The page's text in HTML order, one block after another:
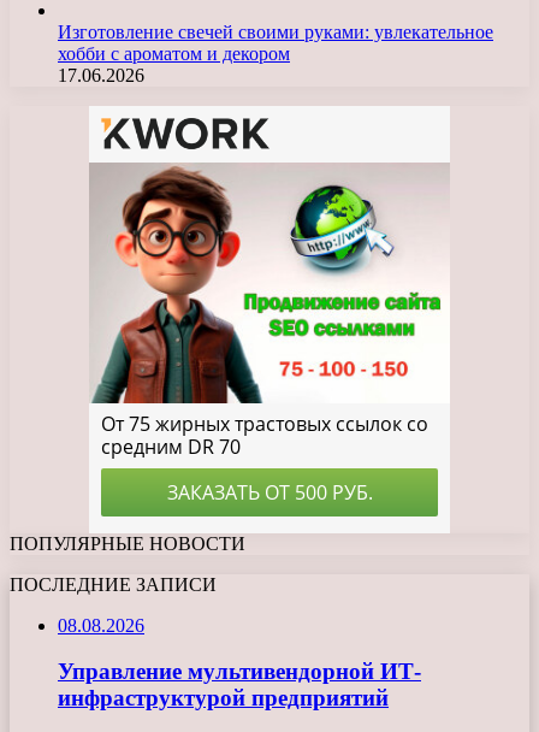
Изготовление свечей своими руками: увлекательное
хобби с ароматом и декором
17.06.2026
ПОПУЛЯРНЫЕ НОВОСТИ
ПОСЛЕДНИЕ ЗАПИСИ
08.08.2026
Управление мультивендорной ИТ-
инфраструктурой предприятий